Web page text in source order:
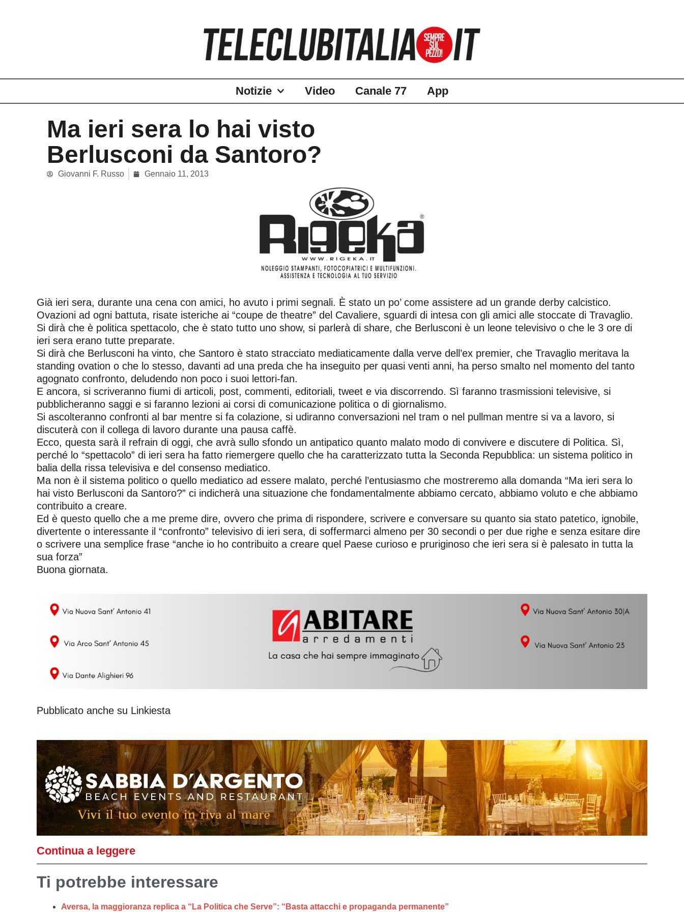
Notizie Video Canale 77 App
Ma ieri sera lo hai visto
Berlusconi da Santoro?
Giovanni F. Russo Gennaio 11, 2013
Già ieri sera, durante una cena con amici, ho avuto i primi segnali. È stato un po’ come assistere ad un grande derby calcistico.
Ovazioni ad ogni battuta, risate isteriche ai “coupe de theatre” del Cavaliere, sguardi di intesa con gli amici alle stoccate di Travaglio.
Si dirà che è politica spettacolo, che è stato tutto uno show, si parlerà di share, che Berlusconi è un leone televisivo o che le 3 ore di
ieri sera erano tutte preparate.
Si dirà che Berlusconi ha vinto, che Santoro è stato stracciato mediaticamente dalla verve dell’ex premier, che Travaglio meritava la
standing ovation o che lo stesso, davanti ad una preda che ha inseguito per quasi venti anni, ha perso smalto nel momento del tanto
agognato confronto, deludendo non poco i suoi lettori-fan.
E ancora, si scriveranno fiumi di articoli, post, commenti, editoriali, tweet e via discorrendo. Sì faranno trasmissioni televisive, si
pubblicheranno saggi e si faranno lezioni ai corsi di comunicazione politica o di giornalismo.
Si ascolteranno confronti al bar mentre si fa colazione, si udiranno conversazioni nel tram o nel pullman mentre si va a lavoro, si
discuterà con il collega di lavoro durante una pausa caffè.
Ecco, questa sarà il refrain di oggi, che avrà sullo sfondo un antipatico quanto malato modo di convivere e discutere di Politica. Sì,
perché lo “spettacolo” di ieri sera ha fatto riemergere quello che ha caratterizzato tutta la Seconda Repubblica: un sistema politico in
balia della rissa televisiva e del consenso mediatico.
Ma non è il sistema politico o quello mediatico ad essere malato, perché l’entusiasmo che mostreremo alla domanda “Ma ieri sera lo
hai visto Berlusconi da Santoro?” ci indicherà una situazione che fondamentalmente abbiamo cercato, abbiamo voluto e che abbiamo
contribuito a creare.
Ed è questo quello che a me preme dire, ovvero che prima di rispondere, scrivere e conversare su quanto sia stato patetico, ignobile,
divertente o interessante il “confronto” televisivo di ieri sera, di soffermarci almeno per 30 secondi o per due righe e senza esitare dire
o scrivere una semplice frase “anche io ho contribuito a creare quel Paese curioso e pruriginoso che ieri sera si è palesato in tutta la
sua forza”
Buona giornata.
Pubblicato anche su Linkiesta
Continua a leggere
Ti potrebbe interessare
Aversa, la maggioranza replica a “La Politica che Serve”: “Basta attacchi e propaganda permanente”